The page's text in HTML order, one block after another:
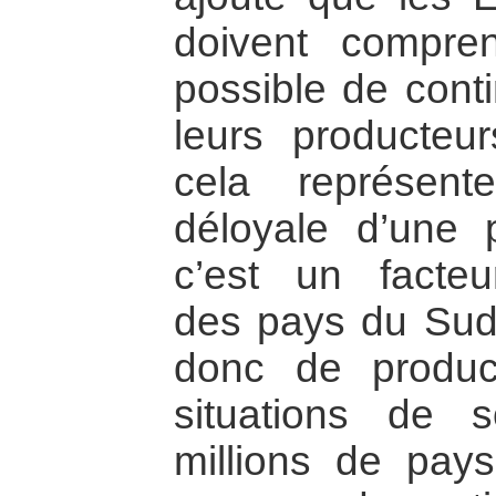
doivent
possible de
leurs
cela
déloyale d’une
c’est un
des pays du
donc de
situations de
millions de